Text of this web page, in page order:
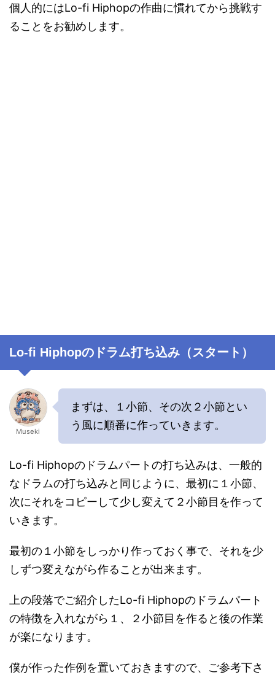
個人的にはLo-fi Hiphopの作曲に慣れてから挑戦す
ることをお勧めします。
Lo-fi Hiphopのドラム打ち込み（スタート）
Museki
まずは、１小節、その次２小節とい
う風に順番に作っていきます。
Lo-fi Hiphopのドラムパートの打ち込みは、一般的
なドラムの打ち込みと同じように、最初に１小節、
次にそれをコピーして少し変えて２小節目を作って
いきます。
最初の１小節をしっかり作っておく事で、それを少
しずつ変えながら作ることが出来ます。
上の段落でご紹介したLo-fi Hiphopのドラムパート
の特徴を入れながら１、２小節目を作ると後の作業
が楽になります。
僕が作った作例を置いておきますので、ご参考下さ